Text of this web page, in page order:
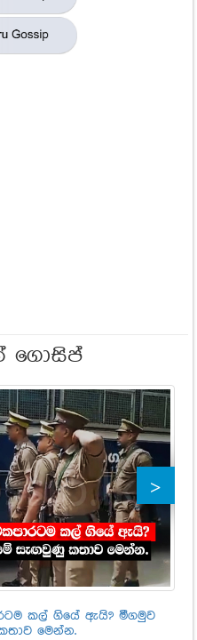
ගොසිප්
කල් ගියේ ඇයි? මීගමුව
මෙන්න.